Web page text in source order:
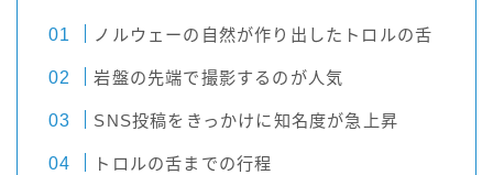
ノルウェーの自然が作り出したトロルの舌
岩盤の先端で撮影するのが人気
SNS投稿をきっかけに知名度が急上昇
トロルの舌までの行程